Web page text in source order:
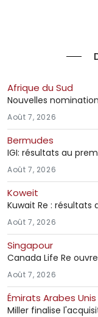
Afrique du Sud
Nouvelles
Août 7, 2026
Bermudes
IGI: résultats au
Août 7, 2026
Koweit
Kuwait Re : résultats
Août 7, 2026
Singapour
Canada Life Re
Août 7, 2026
Émirats Arabes Unis
Miller finalise